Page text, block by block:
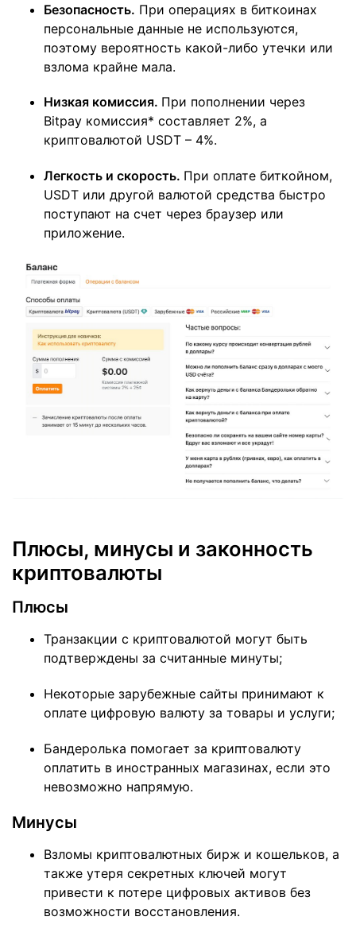
Безопасность. При операциях в биткоинах
персональные данные не используются,
поэтому вероятность какой-либо утечки или
взлома крайне мала.
Низкая комиссия. При пополнении через
Bitpay комиссия* составляет 2%, а
криптовалютой USDT – 4%.
Легкость и скорость. При оплате биткойном,
USDT или другой валютой средства быстро
поступают на счет через браузер или
приложение.
Плюсы, минусы и законность
криптовалюты
Плюсы
Транзакции с криптовалютой могут быть
подтверждены за считанные минуты;
Некоторые зарубежные сайты принимают к
оплате цифровую валюту за товары и услуги;
Бандеролька помогает за криптовалюту
оплатить в иностранных магазинах, если это
невозможно напрямую.
Минусы
Взломы криптовалютных бирж и кошельков, а
также утеря секретных ключей могут
привести к потере цифровых активов без
возможности восстановления.